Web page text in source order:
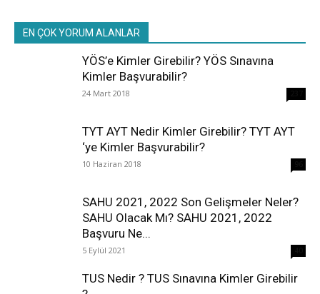
EN ÇOK YORUM ALANLAR
YÖS’e Kimler Girebilir? YÖS Sınavına
Kimler Başvurabilir?
24 Mart 2018
TYT AYT Nedir Kimler Girebilir? TYT AYT
‘ye Kimler Başvurabilir?
10 Haziran 2018
SAHU 2021, 2022 Son Gelişmeler Neler?
SAHU Olacak Mı? SAHU 2021, 2022
Başvuru Ne...
5 Eylül 2021
TUS Nedir ? TUS Sınavına Kimler Girebilir